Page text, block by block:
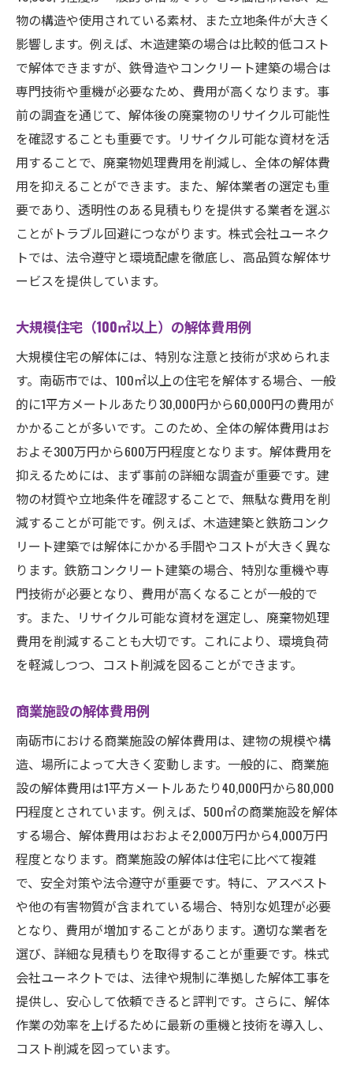
物の構造や使用されている素材、また立地条件が大きく
影響します。例えば、木造建築の場合は比較的低コスト
で解体できますが、鉄骨造やコンクリート建築の場合は
専門技術や重機が必要なため、費用が高くなります。事
前の調査を通じて、解体後の廃棄物のリサイクル可能性
を確認することも重要です。リサイクル可能な資材を活
用することで、廃棄物処理費用を削減し、全体の解体費
用を抑えることができます。また、解体業者の選定も重
要であり、透明性のある見積もりを提供する業者を選ぶ
ことがトラブル回避につながります。株式会社ユーネク
トでは、法令遵守と環境配慮を徹底し、高品質な解体サ
ービスを提供しています。
大規模住宅（100㎡以上）の解体費用例
大規模住宅の解体には、特別な注意と技術が求められま
す。南砺市では、100㎡以上の住宅を解体する場合、一般
的に1平方メートルあたり30,000円から60,000円の費用が
かかることが多いです。このため、全体の解体費用はお
およそ300万円から600万円程度となります。解体費用を
抑えるためには、まず事前の詳細な調査が重要です。建
物の材質や立地条件を確認することで、無駄な費用を削
減することが可能です。例えば、木造建築と鉄筋コンク
リート建築では解体にかかる手間やコストが大きく異な
ります。鉄筋コンクリート建築の場合、特別な重機や専
門技術が必要となり、費用が高くなることが一般的で
す。また、リサイクル可能な資材を選定し、廃棄物処理
費用を削減することも大切です。これにより、環境負荷
を軽減しつつ、コスト削減を図ることができます。
商業施設の解体費用例
南砺市における商業施設の解体費用は、建物の規模や構
造、場所によって大きく変動します。一般的に、商業施
設の解体費用は1平方メートルあたり40,000円から80,000
円程度とされています。例えば、500㎡の商業施設を解体
する場合、解体費用はおおよそ2,000万円から4,000万円
程度となります。商業施設の解体は住宅に比べて複雑
で、安全対策や法令遵守が重要です。特に、アスベスト
や他の有害物質が含まれている場合、特別な処理が必要
となり、費用が増加することがあります。適切な業者を
選び、詳細な見積もりを取得することが重要です。株式
会社ユーネクトでは、法律や規制に準拠した解体工事を
提供し、安心して依頼できると評判です。さらに、解体
作業の効率を上げるために最新の重機と技術を導入し、
コスト削減を図っています。
★見積無料★
株式会社ユーネクト
お問い合わせはこちら